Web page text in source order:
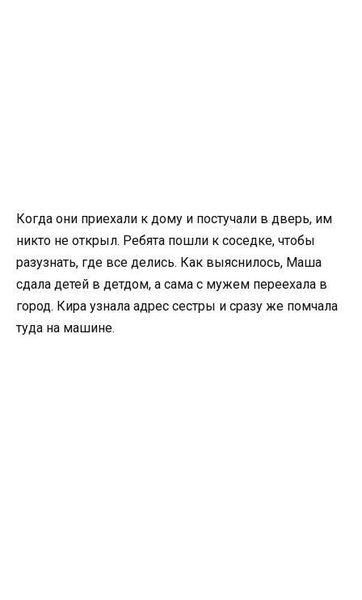
Когда они приехали к дому и постучали в дверь, им
никто не открыл. Ребята пошли к соседке, чтобы
разузнать, где все делись. Как выяснилось, Маша
сдала детей в детдом, а сама с мужем переехала в
город. Кира узнала адрес сестры и сразу же помчала
туда на машине.